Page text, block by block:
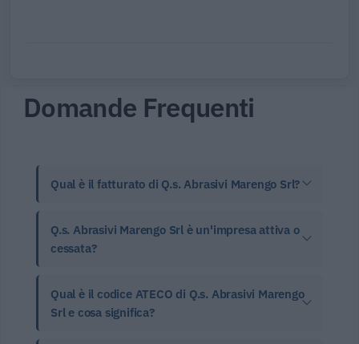
Domande Frequenti
Qual è il fatturato di Q.s. Abrasivi Marengo Srl?
Q.s. Abrasivi Marengo Srl è un'impresa attiva o
cessata?
Qual è il codice ATECO di Q.s. Abrasivi Marengo
Srl e cosa significa?